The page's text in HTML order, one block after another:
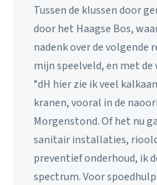
Tussen de klussen door
door het Haagse Bos,
nadenk over de volgende
mijn speelveld, en met
°dH hier zie ik veel
kranen, vooral in de
Morgenstond. Of het nu
sanitair installaties,
preventief onderhoud, ik
spectrum. Voor